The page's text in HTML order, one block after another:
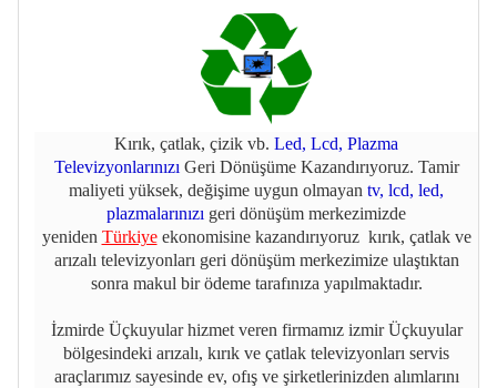
Kırık, çatlak, çizik vb. Led, Lcd, Plazma
Televizyonlarınızı Geri Dönüşüme Kazandırıyoruz. Tamir
maliyeti yüksek, değişime uygun olmayan tv, lcd, led,
plazmalarınızı geri dönüşüm merkezimizde
yeniden Türkiyeekonomisine kazandırıyoruz kırık, çatlak ve
arızalı televizyonları geri dönüşüm merkezimize ulaştıktan
sonra makul bir ödeme tarafınıza yapılmaktadır.
İzmirde Üçkuyular hizmet veren firmamız izmir Üçkuyular
bölgesindeki arızalı, kırık ve çatlak televizyonları servis
araçlarımız sayesinde ev, ofış ve şirketlerinizden alımlarını